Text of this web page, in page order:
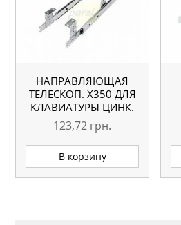
НАПРАВЛЯЮЩАЯ
ТЕЛЕСКОП. Х350 ДЛЯ
КЛАВИАТУРЫ ЦИНК.
123,72 грн.
В корзину